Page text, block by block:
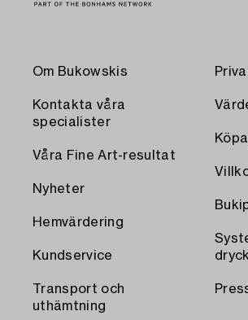
Om Bukowskis
Kontakta våra
specialister
Våra Fine Art-resultat
Nyheter
Hemvärdering
Kundservice
Transport och
uthämtning